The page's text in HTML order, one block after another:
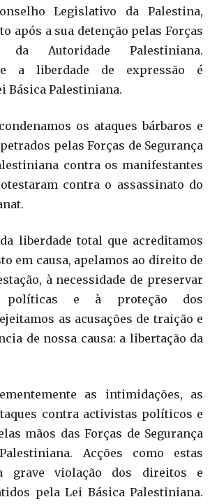
Legislativo da Palestina,
após a sua detenção pelas Forças
da Autoridade Palestiniana.
a liberdade de expressão é
Básica Palestiniana.
os ataques bárbaros e
pelas Forças de Segurança
contra os manifestantes
contra o assassinato do
liberdade total que acreditamos
em causa, apelamos ao direito de
à necessidade de preservar
políticas e à proteção dos
as acusações de traição e
de nossa causa: a libertação da
as intimidações, as
contra activistas políticos e
mãos das Forças de Segurança
Acções como estas
grave violação dos direitos e
pela Lei Básica Palestiniana.